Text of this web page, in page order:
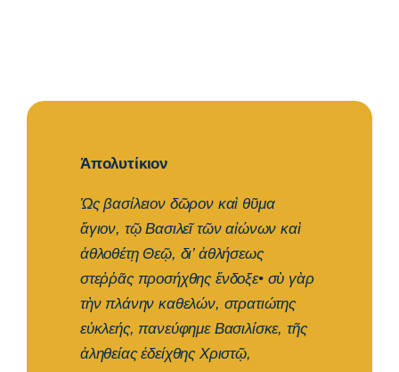
Ἀπολυτίκιον
Ὡς βασίλειον δῶρον καὶ θῦμα
ἅγιον, τῷ Βασιλεῖ τῶν αἰώνων καὶ
ἀθλοθέτῃ Θεῷ, δι’ ἀθλήσεως
στεῤῥᾶς προσήχθης ἔνδοξε• σὺ γὰρ
τὴν πλάνην καθελών, στρατιώτης
εὐκλεής, πανεύφημε Βασιλίσκε, τῆς
ἀληθείας ἐδείχθης Χριστῷ,